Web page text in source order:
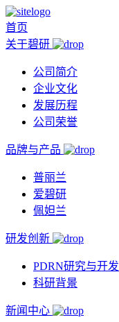
首页
关于碧研
公司简介
企业文化
发展历程
公司荣誉
品牌与产品
普丽兰
爱碧研
佩妲兰
研发创新
PDRN研究与开发
科研背景
新闻中心